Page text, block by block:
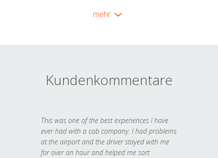
mehr
Kundenkommentare
This was one of the best experiences I have
ever had with a cab company. I had problems
at the airport and the driver stayed with me
for over an hour and helped me sort